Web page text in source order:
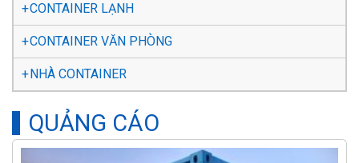
CONTAINER LẠNH
CONTAINER VĂN PHÒNG
NHÀ CONTAINER
QUẢNG CÁO